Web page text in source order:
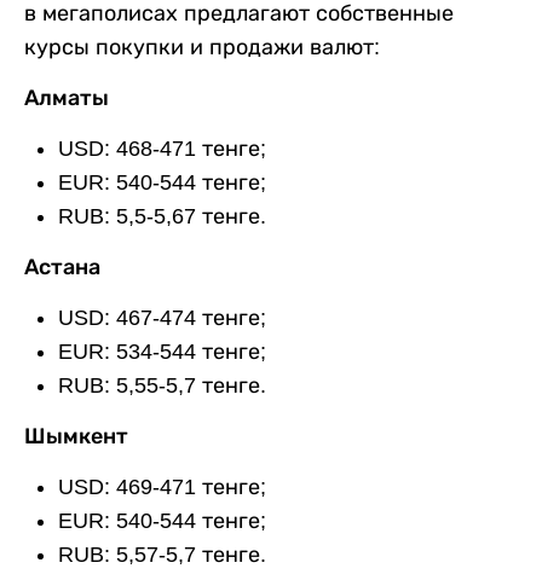
в мегаполисах предлагают собственные
курсы покупки и продажи валют:
Алматы
USD: 468-471 тенге;
EUR: 540-544 тенге;
RUB: 5,5-5,67 тенге.
Астана
USD: 467-474 тенге;
EUR: 534-544 тенге;
RUB: 5,55-5,7 тенге.
Шымкент
USD: 469-471 тенге;
EUR: 540-544 тенге;
RUB: 5,57-5,7 тенге.